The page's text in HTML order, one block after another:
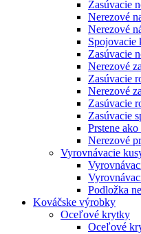
Zasúvacie
Nerezové
Nerezové
Spojovacie
Zasúvacie
Nerezové
Zasúvacie
Nerezové
Zasúvacie
Zasúvacie
Prstene
Nerezové
Vyrovnávacie
Podložka
Kováčske výrobky
Oceľové krytky
Oceľové